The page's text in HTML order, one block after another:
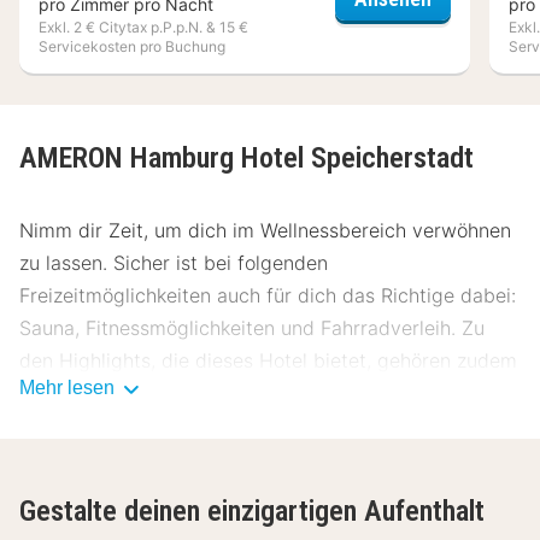
pro Zimmer pro Nacht
Exkl. 2 € Citytax p.P.p.N. & 15 €
Servicekosten pro Buchung
pro
AMERON Hamburg Hotel Speicherstadt
Nimm dir Zeit, um dich im Wellnessbereich verwöhnen
zu lassen. Sicher ist bei folgenden
Freizeitmöglichkeiten auch für dich das Richtige dabei:
Sauna, Fitnessmöglichkeiten und Fahrradverleih. Zu
den Highlights, die dieses Hotel bietet, gehören zudem
kostenloses WLAN, ein Souvenirladen/Kiosk und
Genieße Abendessen bei cantinetta ristorante, einem
Mehr lesen
Gestalte deinen einzigartigen Aufenthalt